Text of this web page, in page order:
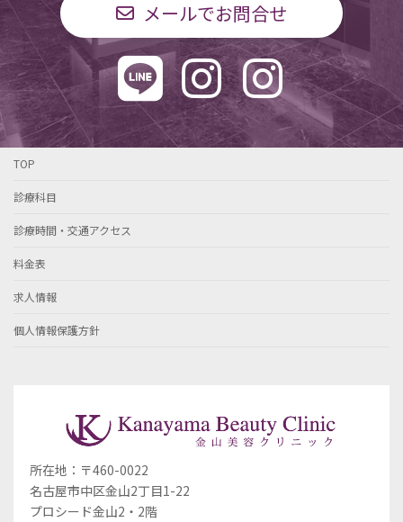
メールでお問合せ
TOP
診療科目
診療時間・交通アクセス
料金表
求人情報
個人情報保護方針
所在地：〒460-0022
名古屋市中区金山2丁目1-22
プロシード金山2・2階